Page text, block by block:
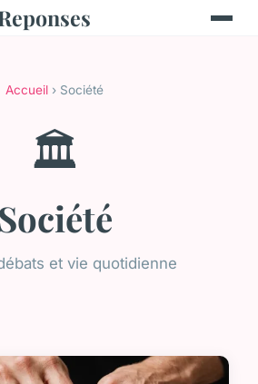
Accueil › Société
🏛️
Société
et vie quotidienne